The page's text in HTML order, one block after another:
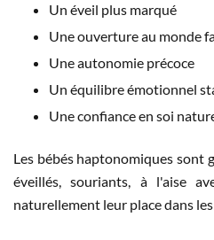
Un éveil plus marqué
Une ouverture au monde
Une autonomie précoce
Un équilibre émotionnel
Une confiance en soi
Les bébés haptonomiques sont
éveillés, souriants, à l'aise
naturellement leur place dans